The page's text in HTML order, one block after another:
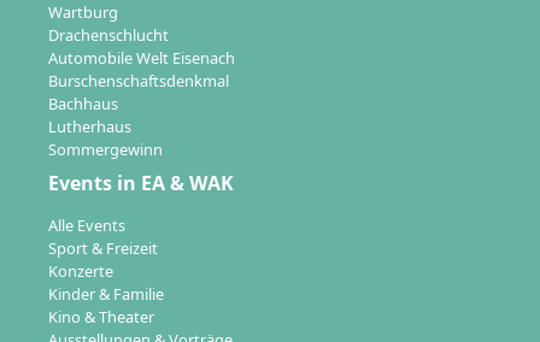
Wartburg
Drachenschlucht
Automobile Welt Eisenach
Burschenschaftsdenkmal
Bachhaus
Lutherhaus
Sommergewinn
Events in EA & WAK
Alle Events
Sport & Freizeit
Konzerte
Kinder & Familie
Kino & Theater